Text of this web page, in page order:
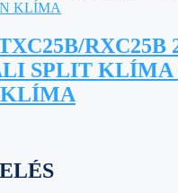
RXC25B
SPLIT KLÍMA